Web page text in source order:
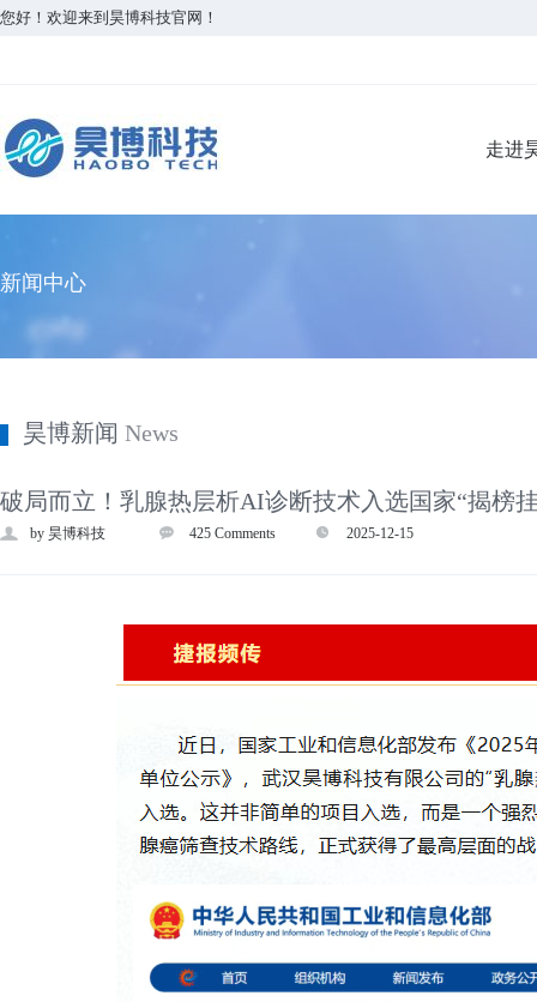
您好！欢迎来到昊博科技官网！
走进
新闻中心
昊博新闻 News
破局而立！乳腺热层析AI诊断技术入选国家“揭榜
by 昊博科技 425 Comments 2025-12-15